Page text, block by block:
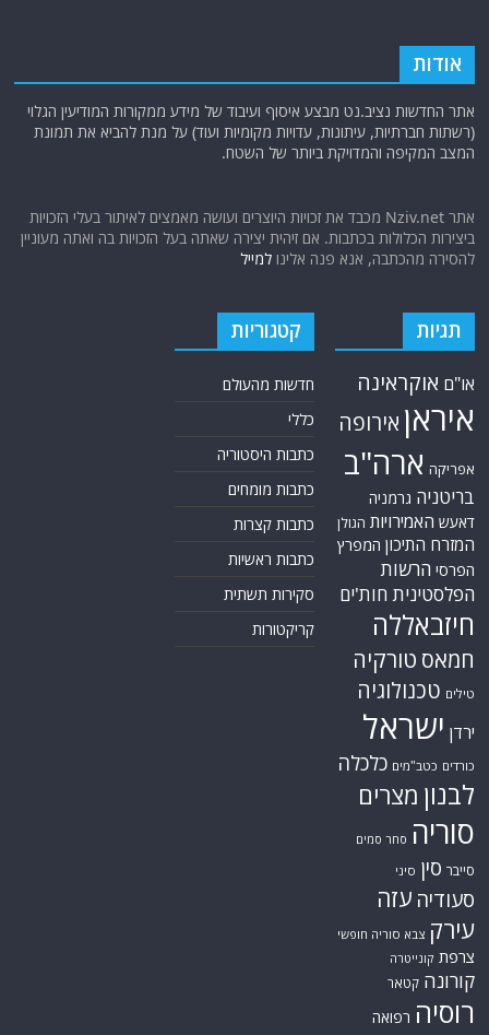
אודות
אתר החדשות נציב.נט מבצע איסוף ועיבוד של מידע ממקורות המודיעין הגלוי
(רשתות חברתיות, עיתונות, עדויות מקומיות ועוד) על מנת להביא את תמונת
המצב המקיפה והמדויקת ביותר של השטח.
אתר Nziv.net מכבד את זכויות היוצרים ועושה מאמצים לאיתור בעלי הזכויות
ביצירות הכלולות בכתבות. אם זיהית יצירה שאתה בעל הזכויות בה ואתה מעוניין
להסירה מהכתבה, אנא פנה אלינולמייל
תגיות
או"ם אוקראינה
איראן אירופה
אפריקה ארה"ב
בריטניה גרמניה
דאעש האמירויות הגולן
המזרח התיכון המפרץ
הפרסי הרשות
הפלסטינית חות'ים
חיזבאללה
חמאס טורקיה
טילים טכנולוגיה
ירדן ישראל
כורדים כטב"מים כלכלה
לבנון מצרים
סוריה סחר סמים
סייבר סין סיני
סעודיה עזה
עירק צבא סוריה חופשי
צרפת קונייטרה
קורונה קטאר
רוסיה רפואה
קטגוריות
חדשות מהעולם
כללי
כתבות היסטוריה
כתבות מומחים
כתבות קצרות
כתבות ראשיות
סקירות תשתית
קריקטורות